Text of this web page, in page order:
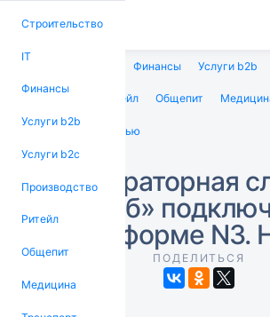
Строительство
IT
Финансы
Услуги b2b
Услуги b2c
Производство
Ритейл
Общепит
Медицина
Финансы Услуги b2b
Ритейл Общепит
Энергетика Интервью
Лабораторная
«Диалаб»
платформе N3.
ПОДЕЛИТЬСЯ